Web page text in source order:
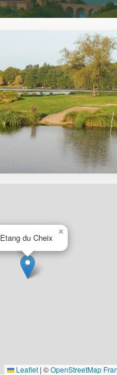
Etang du Cheix
×
Leaflet | ©OpenStreetMap